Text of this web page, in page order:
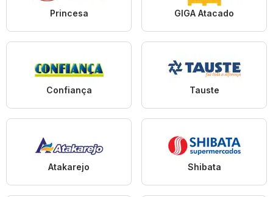
Princesa GIGA Atacado
Confiança Tauste
Atakarejo Shibata